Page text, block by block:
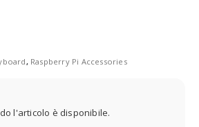
, Raspberry Pi Accessories
l'articolo è disponibile.